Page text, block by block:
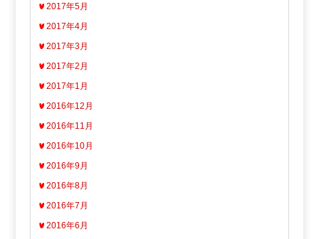
2017年5月
2017年4月
2017年3月
2017年2月
2017年1月
2016年12月
2016年11月
2016年10月
2016年9月
2016年8月
2016年7月
2016年6月